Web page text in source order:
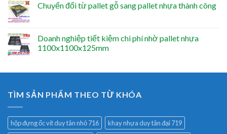
Chuyển đổi từ pallet gỗ sang pallet nhựa thành công
Doanh nghiệp tiết kiệm chi phí nhờ pallet nhựa
1100x1100x125mm
TÌM SẢN PHẨM THEO TỪ KHÓA
hộp đựng ốc vít duy tân nhỏ 716
khay nhựa duy tân đại 719